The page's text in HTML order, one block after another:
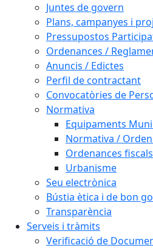
Juntes de govern
Plans, campanyes i
Pressupostos
Ordenances /
Anuncis / Edictes
Perfil de contractant
Convocatòries de
Normativa
Equipaments
Normativa /
Ordenances fiscals
Urbanisme
Seu electrònica
Bústia ètica i de bon
Transparència
Serveis i tràmits
Verificació de